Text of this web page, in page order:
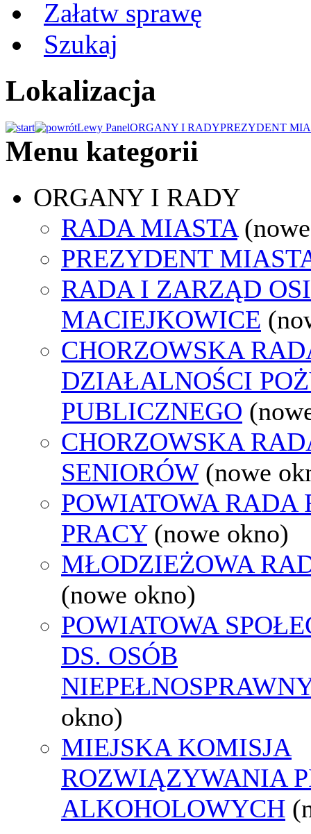
Załatw sprawę
Szukaj
Lokalizacja
Lewy PanelORGANY I RADYPREZYDENT
Menu kategorii
ORGANY I RADY
RADA MIASTA
PREZYDENT
RADA I ZARZĄD
MACIEJKOWICE
CHORZOWSKA
DZIAŁALNOŚCI
PUBLICZNEGO
CHORZOWSKA
SENIORÓW (nowe
POWIATOWA RADA
PRACY (nowe okno)
MŁODZIEŻOWA
(nowe okno)
POWIATOWA
DS. OSÓB
okno)
MIEJSKA KOMISJA
ROZWIĄZYWANIA
ALKOHOLOWYCH